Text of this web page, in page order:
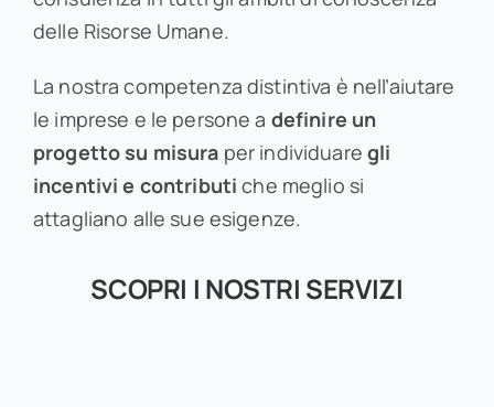
delle Risorse Umane.
La nostra competenza distintiva è nell’aiutare
le imprese e le persone a definire un
progetto su misura per individuare gli
incentivi e contributi che meglio si
attagliano alle sue esigenze.
SCOPRI I NOSTRI SERVIZI